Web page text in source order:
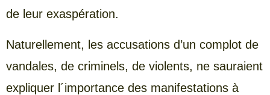
de leur exaspération.
Naturellement, les accusations d’un complot de
vandales, de criminels, de violents, ne sauraient
expliquer l´importance des manifestations à